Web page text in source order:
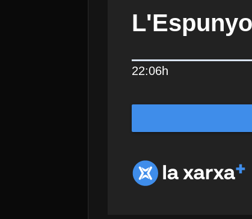
22:06h